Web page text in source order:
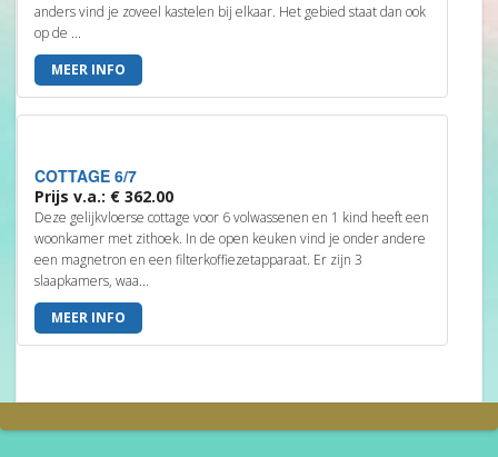
anders vind je zoveel kastelen bij elkaar. Het gebied staat dan ook
op de ...
MEER INFO
COTTAGE 6/7
Prijs v.a.: € 362.00
Deze gelijkvloerse cottage voor 6 volwassenen en 1 kind heeft een
woonkamer met zithoek. In de open keuken vind je onder andere
een magnetron en een filterkoffiezetapparaat. Er zijn 3
slaapkamers, waa...
MEER INFO